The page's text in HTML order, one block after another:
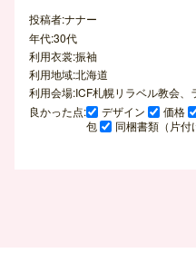
投稿者:ナナー
年代:30代
利用衣裳:振袖
利用地域:北海道
利用会場:ICF札幌リラベル教会、
良かった点:
デザイン 価格
包
同梱書類（片付